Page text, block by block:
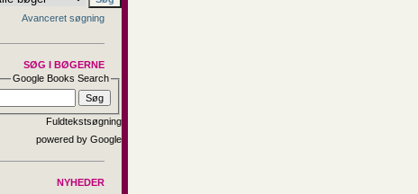
Avanceret søgning
SØG I BØGERNE
Google Books Search
Fuldtekstsøgning
NYHEDER